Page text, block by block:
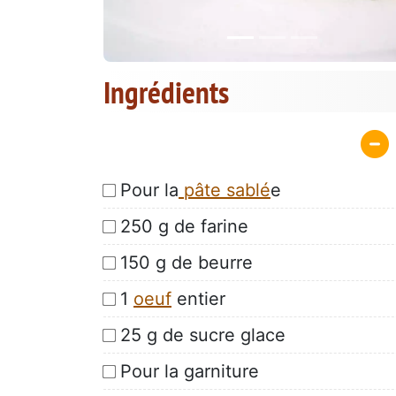
Ingrédients
Pour la pâte sablée
250 g de farine
150 g de beurre
1 oeuf entier
25 g de sucre glace
Pour la garniture